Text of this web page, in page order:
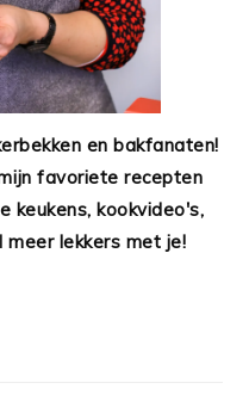
en bakfanaten!
favoriete recepten
keukens, kookvideo's,
lekkers met je!